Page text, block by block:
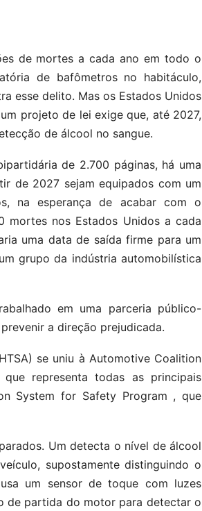
de mortes a cada ano em todo o
de bafômetros no habitáculo,
esse delito. Mas os Estados Unidos
projeto de lei exige que, até 2027,
de álcool no sangue.
de 2.700 páginas, há uma
de 2027 sejam equipados com um
na esperança de acabar com o
mortes nos Estados Unidos a cada
uma data de saída firme para um
grupo da indústria automobilística
em uma parceria público-
a direção prejudicada.
se uniu à Automotive Coalition
representa todas as principais
System for Safety Program , que
Um detecta o nível de álcool
supostamente distinguindo o
um sensor de toque com luzes
de partida do motor para detectar o